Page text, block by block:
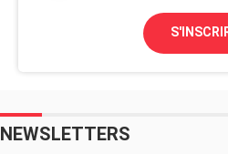
NEWSLETTERS